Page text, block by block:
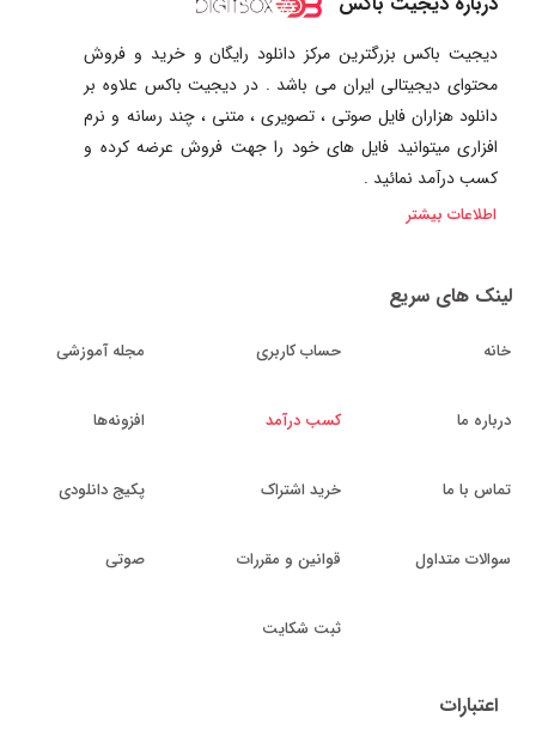
دیجیت باکس بزرگترین مرکز دانلود رایگان و خرید و فروش
محتوای دیجیتالی ایران می باشد . در دیجیت باکس علاوه بر
دانلود هزاران فایل صوتی ، تصویری ، متنی ، چند رسانه و نرم
افزاری میتوانید فایل های خود را جهت فروش عرضه کرده و
کسب درآمد نمائید .
اطلاعات بیشتر
لینک های سریع
خانه
درباره ما
تماس با ما
سوالات متداول
حساب کاربری
کسب درآمد
خرید اشتراک
قوانین و مقررات
ثبت شکایت
مجله آموزشی
افزونه‌ها
پکیج دانلودی
صوتی
اعتبارات